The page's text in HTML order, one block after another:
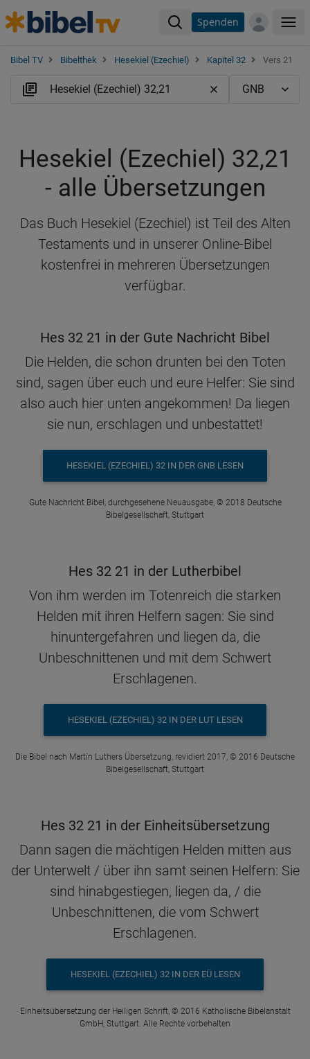
Spenden
Bibel TV Bibelthek Hesekiel (Ezechiel) Kapitel 32 Vers 21
Hesekiel (Ezechiel) 32,21
- alle Übersetzungen
Das Buch Hesekiel (Ezechiel) ist Teil des Alten
Testaments und in unserer Online-Bibel
kostenfrei in mehreren Übersetzungen
verfügbar.
Hes 32 21 in der Gute Nachricht Bibel
Die Helden, die schon drunten bei den Toten
sind, sagen über euch und eure Helfer: Sie sind
also auch hier unten angekommen! Da liegen
sie nun, erschlagen und unbestattet!
HESEKIEL (EZECHIEL) 32 IN DER GNB LESEN
Gute Nachricht Bibel, durchgesehene Neuausgabe, © 2018 Deutsche
Bibelgesellschaft, Stuttgart
Hes 32 21 in der Lutherbibel
Von ihm werden im Totenreich die starken
Helden mit ihren Helfern sagen: Sie sind
hinuntergefahren und liegen da, die
Unbeschnittenen und mit dem Schwert
Erschlagenen.
HESEKIEL (EZECHIEL) 32 IN DER LUT LESEN
Die Bibel nach Martin Luthers Übersetzung, revidiert 2017, © 2016 Deutsche
Bibelgesellschaft, Stuttgart
Hes 32 21 in der Einheitsübersetzung
Dann sagen die mächtigen Helden mitten aus
der Unterwelt / über ihn samt seinen Helfern: Sie
sind hinabgestiegen, liegen da, / die
Unbeschnittenen, die vom Schwert
Erschlagenen.
HESEKIEL (EZECHIEL) 32 IN DER EÜ LESEN
Einheitsübersetzung der Heiligen Schrift, © 2016 Katholische Bibelanstalt
GmbH, Stuttgart. Alle Rechte vorbehalten